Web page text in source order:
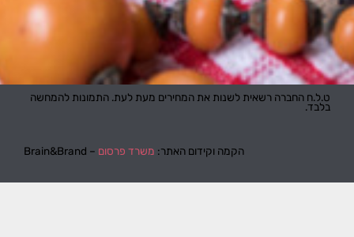
ט.ל.ח החברה רשאית לשנות את המחירים מעת לעת. התמונות להמחשה
בלבד.
הקמה וקידום האתר: משרד פרסום – Brain&Brand